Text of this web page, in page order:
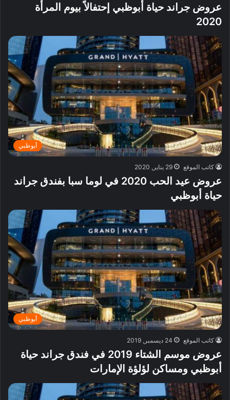
عروض جراند حياة أبوظبي إحتفالاً بيوم المرأة
2020
أبوظبي
كاتب الموقع 29 يناير, 2020
عروض عيد الحب 2020 في لوما سبا بفندق جراند
حياة أبوظبي
أبوظبي
كاتب الموقع 24 ديسمبر, 2019
عروض موسم الشتاء 2019 في فندق جراند حياة
أبوظبي ومساكن لؤلؤة الإمارات